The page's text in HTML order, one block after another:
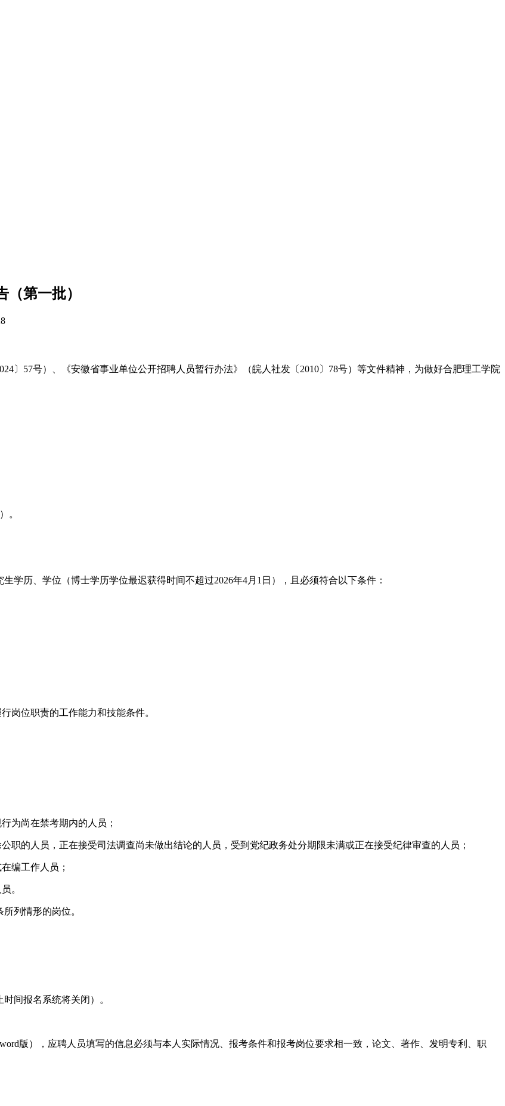
第一批）
〕57号）、《安徽省事业单位公开招聘人员暂行办法》（皖人社发〔2010〕78号）等文件精神，为做好合肥理工学院
。
学历、学位（博士学历学位最迟获得时间不超过2026年4月1日），且必须符合以下条件：
岗位职责的工作能力和技能条件。
为尚在禁考期内的人员；
职的人员，正在接受司法调查尚未做出结论的人员，受到党纪政务处分期限未满或正在接受纪律审查的人员；
编工作人员；
。
列情形的岗位。
间报名系统将关闭）。
版），应聘人员填写的信息必须与本人实际情况、报考条件和报考岗位要求相一致，论文、著作、发明专利、职